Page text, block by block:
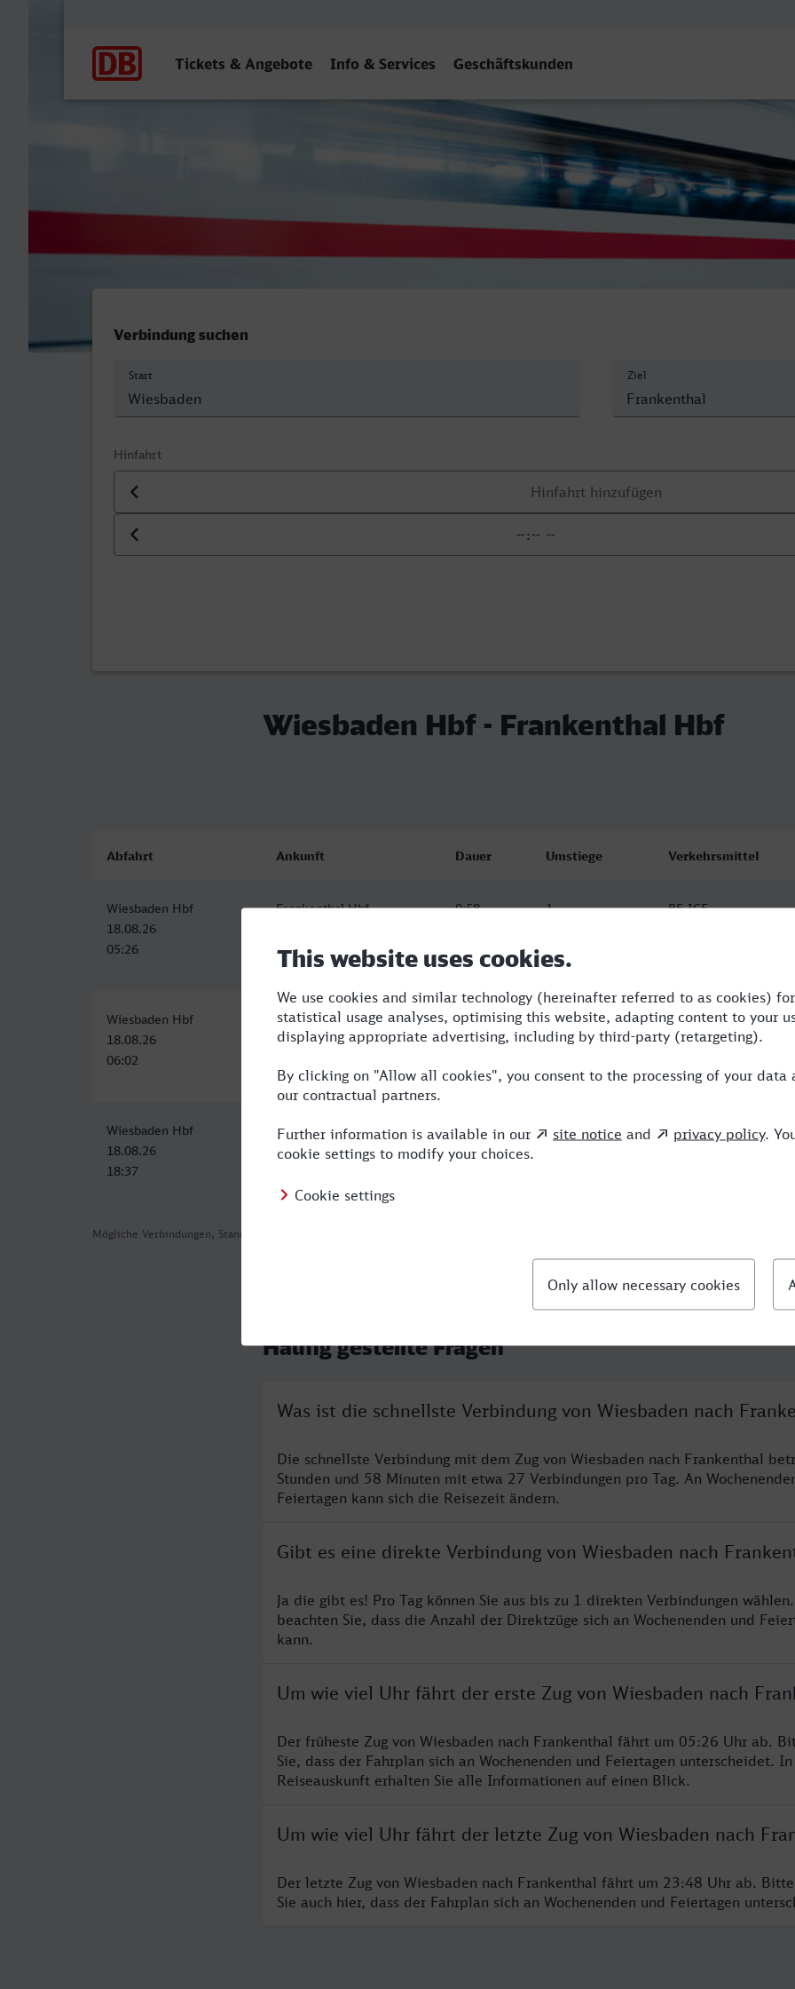
Tickets & Angebote Info & Services Geschäftskunden
Wiesbaden Hbf - Frankenthal Hbf
Verbindung suchen
Start Ziel
Hinfahrt
Datum der Hinfahrt
Uhrzeit der Hinfahrt
Wiesbaden Hbf - Frankenthal Hbf
Mögliche Verbindungen, Stand: 2026-08-04 06:40
Abfahrt Ankunft Dauer Umstiege Verkehrsmittel
Wiesbaden Hbf
18.08.26
05:26
Frankenthal Hbf
06:24
0:58 1 RE,ICE
Wiesbaden Hbf
18.08.26
06:02
Frankenthal Hbf
18.08.26
1:55 3 RE,ICE,VIA
Wiesbaden Hbf
18.08.26
18:37
Frankenthal Hbf
18.08.26
1:14 1 RE,HLB
Häufig gestellte Fragen
Was ist die schnellste Verbindung von Wiesbaden nach
Die schnellste Verbindung mit dem Zug von Wiesbaden nach Frankenthal
Stunden und 58 Minuten mit etwa 27 Verbindungen pro Tag. An
Feiertagen kann sich die Reisezeit ändern.
Gibt es eine direkte Verbindung von Wiesbaden nach
Ja die gibt es! Pro Tag können Sie aus bis zu 1 direkten Verbindungen
beachten Sie, dass die Anzahl der Direktzüge sich an Wochenenden und
kann.
Um wie viel Uhr fährt der erste Zug von Wiesbaden nach
Der früheste Zug von Wiesbaden nach Frankenthal fährt um 05:26 Uhr ab.
Sie, dass der Fahrplan sich an Wochenenden und Feiertagen unterscheidet.
Reiseauskunft erhalten Sie alle Informationen auf einen Blick.
Um wie viel Uhr fährt der letzte Zug von Wiesbaden nach
Der letzte Zug von Wiesbaden nach Frankenthal fährt um 23:48 Uhr ab.
Sie auch hier, dass der Fahrplan sich an Wochenenden und Feiertagen